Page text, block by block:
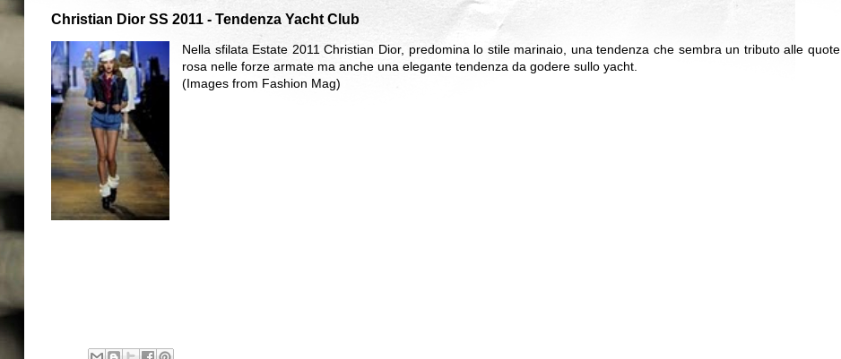
Christian Dior SS 2011 - Tendenza Yacht Club
Nella sfilata Estate 2011 Christian Dior, predomina lo stile marinaio, una tendenza che sembra un tributo alle quote
rosa nelle forze armate ma anche una elegante tendenza da godere sullo yacht.
(Images from Fashion Mag)